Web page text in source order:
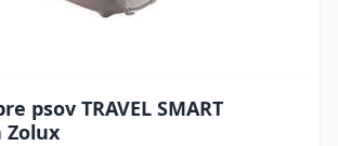
psov TRAVEL SMART
Zolux